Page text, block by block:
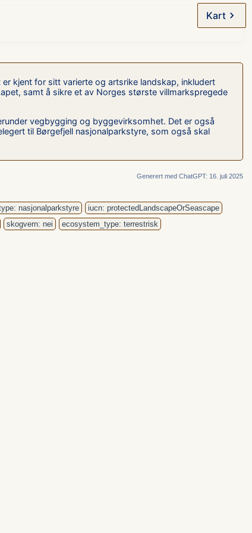
Kart
kjent for sitt varierte og artsrike landskap, inkludert
samt å sikre et av Norges største villmarkspregede
vegbygging og byggevirksomhet. Det er også
til Børgefjell nasjonalparkstyre, som også skal
Generert med ChatGPT: 16. juli 2025
nasjonalparkstyre
iucn: protectedLandscapeOrSeascape
skogvern: nei ecosystem_type: terrestrisk